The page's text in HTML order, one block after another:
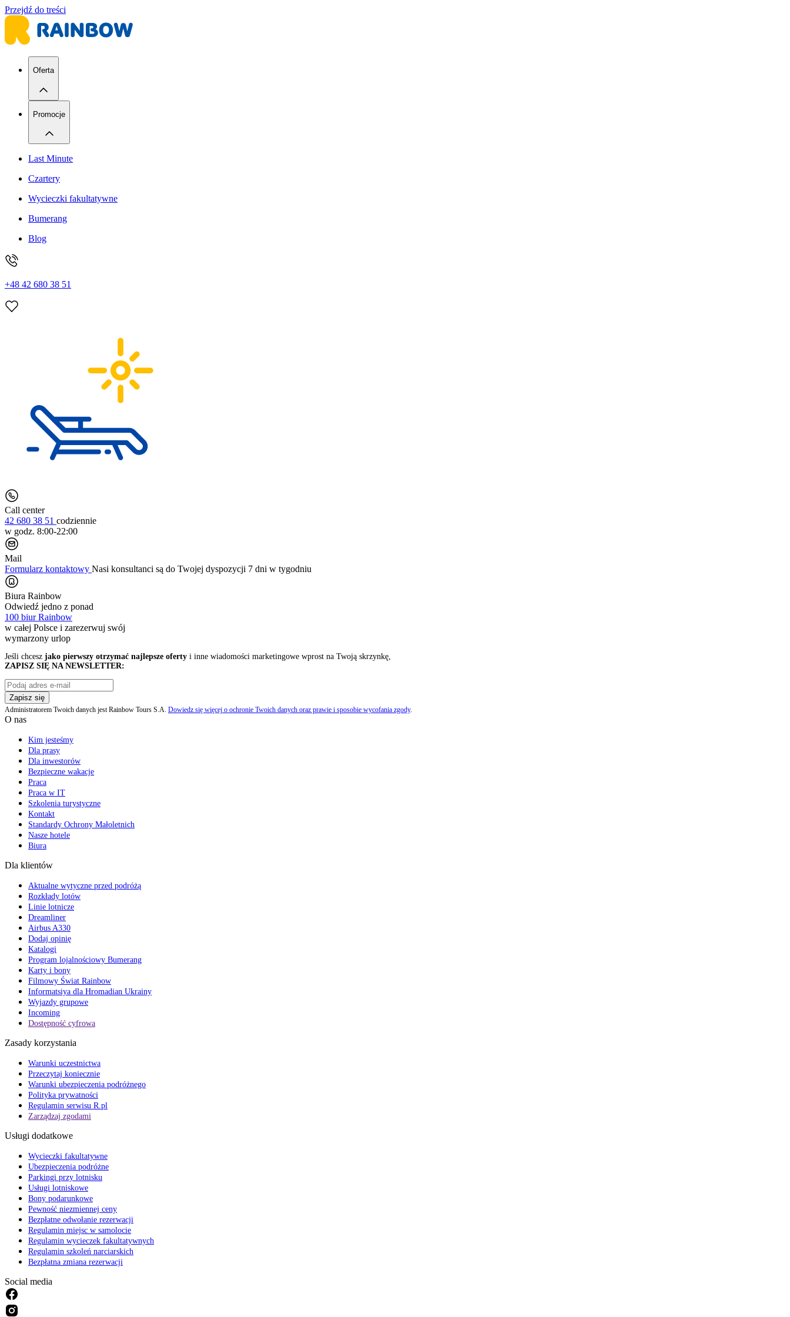
Przejdź do treści
Oferta
Promocje
Last Minute
Czartery
Wycieczki fakultatywne
Bumerang
Blog
+48 42 680 38 51
Call center
42 680 38 51 codziennie
w godz. 8:00-22:00
Mail
Formularz kontaktowy Nasi konsultanci są do Twojej dyspozycji 7 dni w tygodniu
Biura Rainbow
Odwiedź jedno z ponad
100 biur Rainbow
w całej Polsce i zarezerwuj swój
wymarzony urlop
Jeśli chcesz jako pierwszy otrzymać najlepsze oferty i inne wiadomości marketingowe wprost na Twoją skrzynkę,
ZAPISZ SIĘ NA NEWSLETTER:
Zapisz się
Administratorem Twoich danych jest Rainbow Tours S.A. Dowiedz się więcej o ochronie Twoich danych oraz prawie i sposobie wycofania zgody.
O nas
Kim jesteśmy
Dla prasy
Dla inwestorów
Bezpieczne wakacje
Praca
Praca w IT
Szkolenia turystyczne
Kontakt
Standardy Ochrony Małoletnich
Nasze hotele
Biura
Dla klientów
Aktualne wytyczne przed podróżą
Rozkłady lotów
Linie lotnicze
Dreamliner
Airbus A330
Dodaj opinię
Katalogi
Program lojalnościowy Bumerang
Karty i bony
Filmowy Świat Rainbow
Informatsiya dla Hromadian Ukrainy
Wyjazdy grupowe
Incoming
Dostępność cyfrowa
Zasady korzystania
Warunki uczestnictwa
Przeczytaj koniecznie
Warunki ubezpieczenia podróżnego
Polityka prywatności
Regulamin serwisu R.pl
Zarządzaj zgodami
Usługi dodatkowe
Wycieczki fakultatywne
Ubezpieczenia podróżne
Parkingi przy lotnisku
Usługi lotniskowe
Bony podarunkowe
Pewność niezmiennej ceny
Bezpłatne odwołanie rezerwacji
Regulamin miejsc w samolocie
Regulamin wycieczek fakultatywnych
Regulamin szkoleń narciarskich
Bezpłatna zmiana rezerwacji
Social media